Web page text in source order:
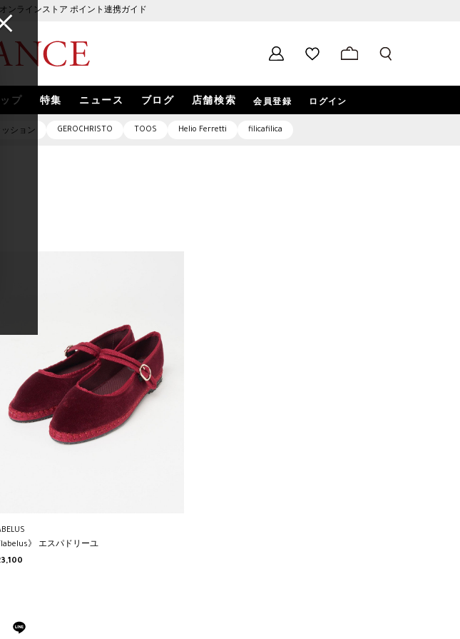
ンラインストア ポイント連携ガイド
プ 特集 ニュース ブログ 店舗検索 会員登録 ログイン
ッション GEROCHRISTO TOOS Helio Ferretti filicafilica
》 エスパドリーユ